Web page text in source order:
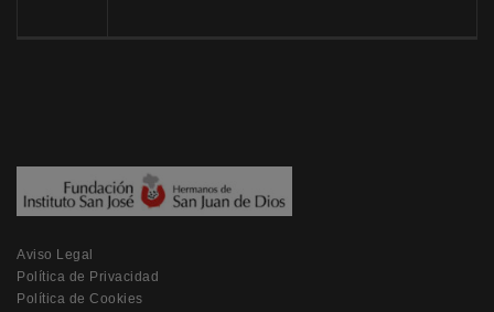
Aviso Legal
Política de Privacidad
Política de Cookies